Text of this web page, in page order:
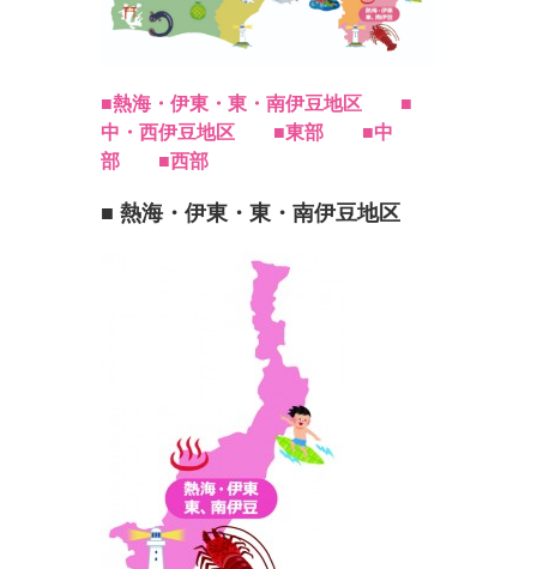
■熱海・伊東・東・南伊豆地区
■
中・西伊豆地区
■東部
■中
部
■西部
■ 熱海・伊東・東・南伊豆地区